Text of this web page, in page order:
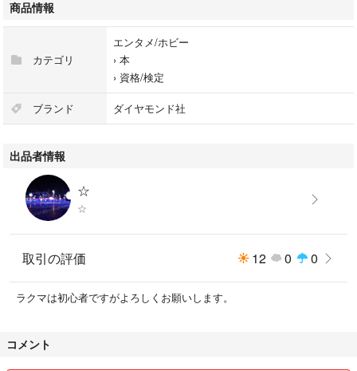
商品情報
カテゴリ
エンタメ/ホビー
› 本
› 資格/検定
ブランド ダイヤモンド社
出品者情報
☆
☆
取引の評価 12 0 0
ラクマは初心者ですがよろしくお願いします。
コメント